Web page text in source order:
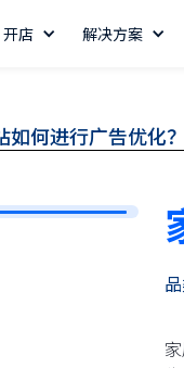
开店 解决方案
如何进行广告优化？